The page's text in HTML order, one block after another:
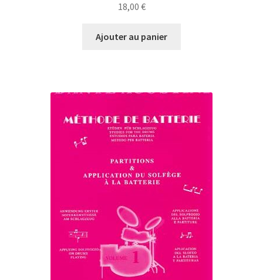
18,00 €
Ajouter au panier